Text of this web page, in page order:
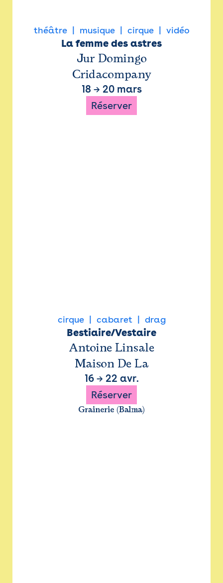
théâtre musique cirque vidéo
La femme des astres
Jur Domingo
Cridacompany
18 → 20 mars
Réserver
cirque cabaret drag
Bestiaire/Vestaire
Antoine Linsale
Maison De La
16→ 22 avr.
Réserver
Grainerie (Balma)